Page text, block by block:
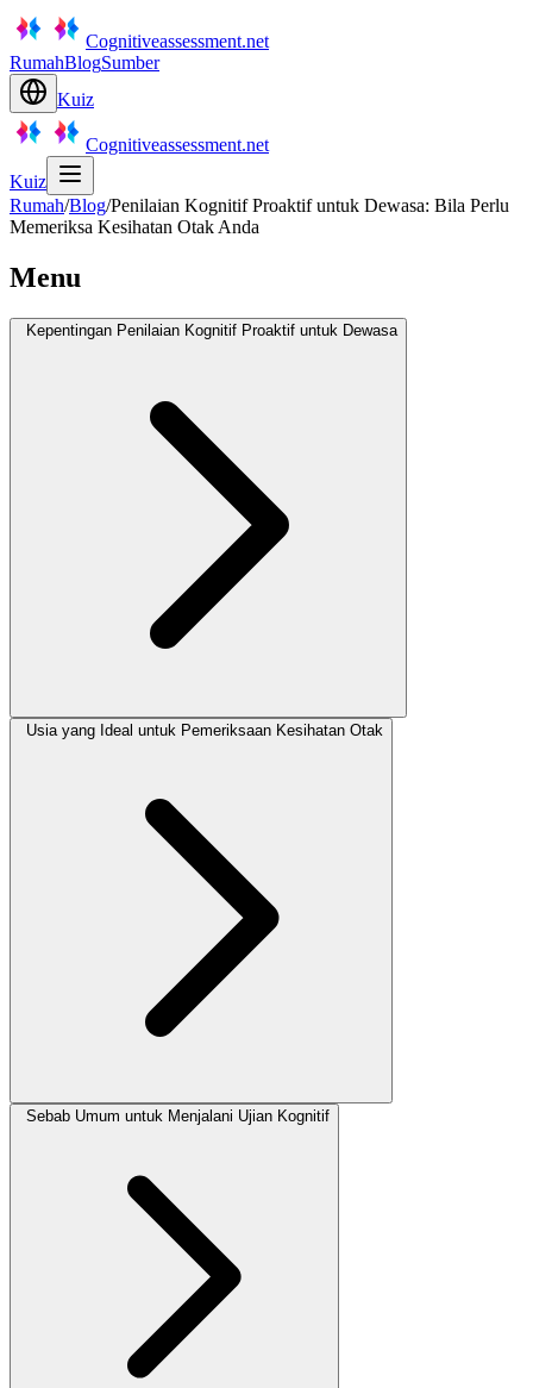
Cognitiveassessment.net
RumahBlogSumber
Kuiz
Cognitiveassessment.net
Kuiz
Rumah/Blog/Penilaian Kognitif Proaktif untuk Dewasa: Bila Perlu
Memeriksa Kesihatan Otak Anda
Menu
Kepentingan Penilaian Kognitif Proaktif untuk Dewasa
Usia yang Ideal untuk Pemeriksaan Kesihatan Otak
Sebab Umum untuk Menjalani Ujian Kognitif